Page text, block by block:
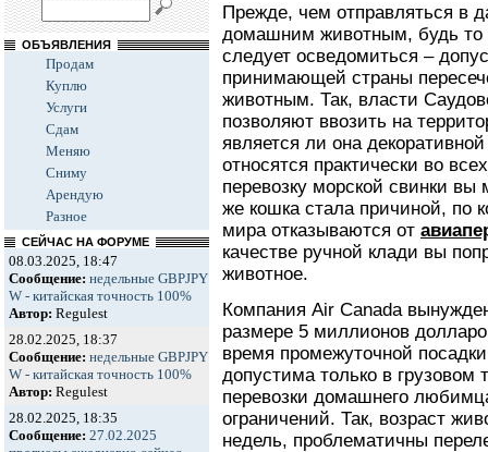
ОБЪЯВЛЕНИЯ
Продам
Куплю
Услуги
Сдам
Меняю
Сниму
Арендую
Разное
СЕЙЧАС НА ФОРУМЕ
08.03.2025, 18:47
Сообщение: недельные GBPJPY
W - китайская точность 100%
Автор: Regulest
28.02.2025, 18:37
Сообщение: недельные GBPJPY
W - китайская точность 100%
Автор: Regulest
28.02.2025, 18:35
Сообщение: 27.02.2025
Прежде, чем отправляться в
домашним животным, будь то
следует осведомиться –
принимающей страны
животным. Так, власти
позволяют ввозить на
является ли она
относятся практически во
перевозку морской свинки вы
же кошка стала причиной, по
мира отказываются от
качестве ручной клади вы
животное.
Компания Air Canada
размере 5 миллионов
время промежуточной
допустима только в грузовом
перевозки домашнего
ограничений. Так, возраст
недель, проблематичны